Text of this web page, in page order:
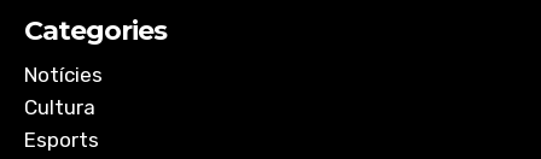
EMBED
Categories
Notícies
Cultura
Esports